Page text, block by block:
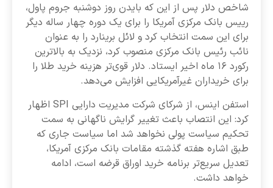
شاخص دلار پس از این که بایدن روز دوشنبه جروم پاول،
رییس بانک مرکزی آمریکا را برای یک دوره چهار ساله دیگر
برای این سمت انتخاب کرد و لائل برینارد را به عنوان
نائب رئیس بانک مرکزی منصوب کرد، نزدیک به بالاترین
رکورد ۱۶ ماه اخیر ایستاد. دلار قوی‌تر هزینه خرید طلا را
برای خریداران غیرآمریکایی افزایش می‌دهد.
استفن اینس، از شرکای شرکت مدیریت دارایی SPI اظهار
کرد: این انتصاب باعث تغییر گرایش ناگهانی به سمت
تحکیم سیاست پولی نخواهد شد اما سیاست جاری که
طبق اشاره هفته گذشته مقامات بانک مرکزی آمریکا،
تعدیل سریع‌تر برنامه خرید اوراق قرضه است، ادامه
خواهد داشت.